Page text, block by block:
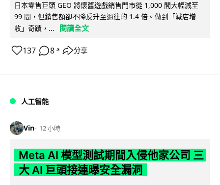
日本零售巨頭 GEO 將懷舊遊戲銷售門市從 1,000 間大幅減至
99 間，但銷售額卻不降反升至過往的 1.4 倍。做到「減店增
收」奇蹟，...
閱讀全文
137 8 ↗ 分享
人工智能
Vin 12 小時
Meta AI 模型測試期間入侵他家公司 三
大 AI 巨頭接連曝安全漏洞